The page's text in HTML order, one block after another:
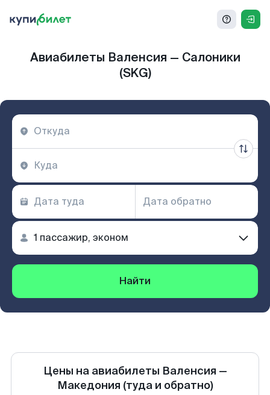
Авиабилеты Валенсия — Салоники
(SKG)
Найти
Цены на авиабилеты Валенсия —
Македония (туда и обратно)